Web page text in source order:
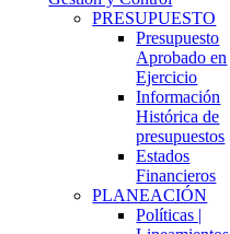
PRESUPUESTO
Presupuesto
Aprobado en
Ejercicio
Información
Histórica de
presupuestos
Estados
Financieros
PLANEACIÓN
Políticas |